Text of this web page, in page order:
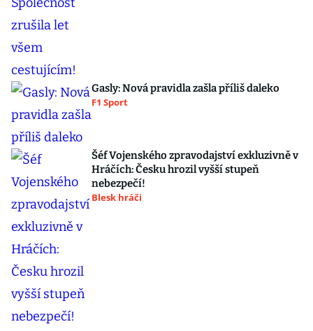
Gasly: Nová pravidla zašla příliš daleko
F1 Sport
Šéf Vojenského zpravodajství exkluzivně v
Hráčích: Česku hrozil vyšší stupeň
nebezpečí!
Blesk hráči